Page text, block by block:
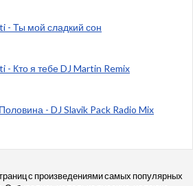
- Ты мой сладкий сон
- Кто я тебе DJ Martin Remix
- DJ Slavik Pack Radio Mix
с произведениями самых популярных